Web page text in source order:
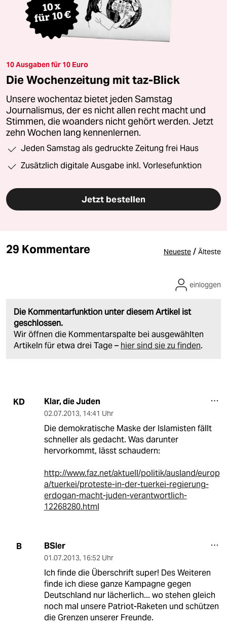
10 Ausgaben für 10 Euro
Die Wochenzeitung mit taz-Blick
Unsere wochentaz bietet jeden Samstag
Journalismus, der es nicht allen recht macht und
Stimmen, die woanders nicht gehört werden. Jetzt
zehn Wochen lang kennenlernen.
Jeden Samstag als gedruckte Zeitung frei Haus
Zusätzlich digitale Ausgabe inkl. Vorlesefunktion
Jetzt bestellen
29 Kommentare Neueste / Älteste
Die Kommentarfunktion unter diesem Artikel ist
geschlossen.
Wir öffnen die Kommentarspalte bei ausgewählten
Artikeln für etwa drei Tage – hier sind sie zu finden.
einloggen
KD Klar, die Juden
02.07.2013, 14:41 Uhr
Die demokratische Maske der Islamisten fällt
schneller als gedacht. Was darunter
hervorkommt, lässt schaudern:
http://www.faz.net/aktuell/politik/ausland/europ
a/tuerkei/proteste-in-der-tuerkei-regierung-
erdogan-macht-juden-verantwortlich-
12268280.html
B BSler
01.07.2013, 16:52 Uhr
Ich finde die Überschrift super! Des Weiteren
finde ich diese ganze Kampagne gegen
Deutschland nur lächerlich... wo stehen gleich
noch mal unsere Patriot-Raketen und schützen
die Grenzen unserer Freunde.